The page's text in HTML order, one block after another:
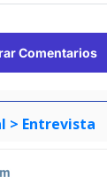
Comentarios
> Entrevista